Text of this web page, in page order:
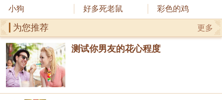
小狗 好多死老鼠 彩色的鸡
更多
为您推荐
测试你男友的花心程度